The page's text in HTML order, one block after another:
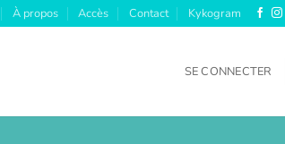
À propos Accès Contact Kykogram
SE CONNECTER